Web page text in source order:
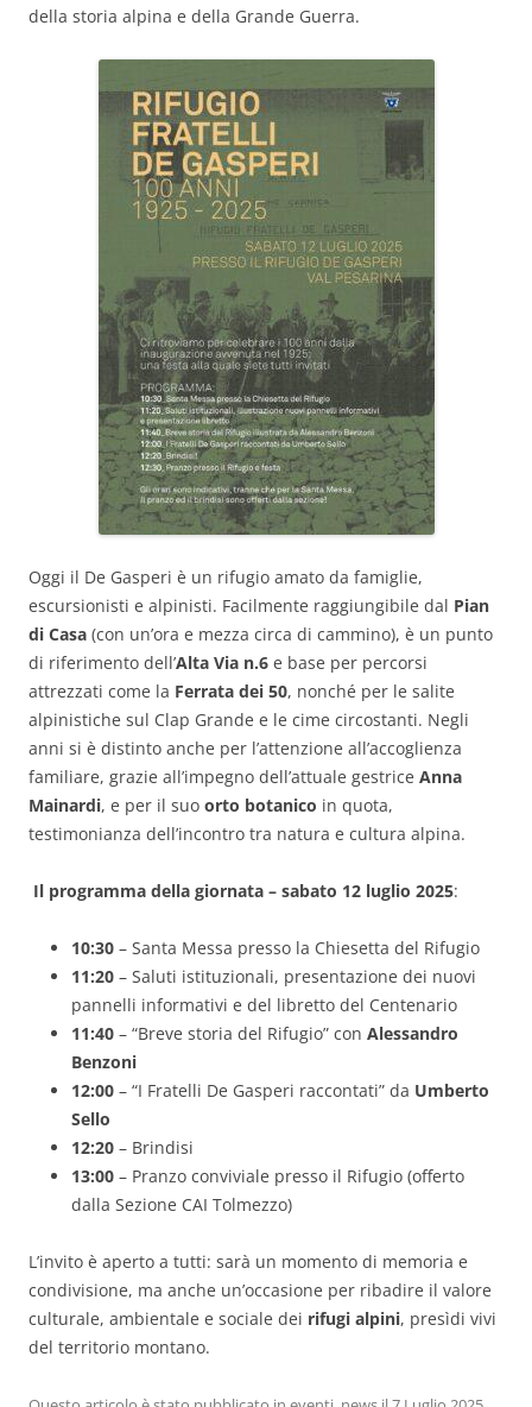
della storia alpina e della Grande Guerra.
Oggi il De Gasperi è un rifugio amato da famiglie,
escursionisti e alpinisti. Facilmente raggiungibile dal Pian
di Casa (con un’ora e mezza circa di cammino), è un punto
di riferimento dell’Alta Via n.6 e base per percorsi
attrezzati come la Ferrata dei 50, nonché per le salite
alpinistiche sul Clap Grande e le cime circostanti. Negli
anni si è distinto anche per l’attenzione all’accoglienza
familiare, grazie all’impegno dell’attuale gestrice Anna
Mainardi, e per il suo orto botanico in quota,
testimonianza dell’incontro tra natura e cultura alpina.
Il programma della giornata – sabato 12 luglio 2025:
10:30 – Santa Messa presso la Chiesetta del Rifugio
11:20 – Saluti istituzionali, presentazione dei nuovi
pannelli informativi e del libretto del Centenario
11:40 – “Breve storia del Rifugio” con Alessandro
Benzoni
12:00 – “I Fratelli De Gasperi raccontati” da Umberto
Sello
12:20 – Brindisi
13:00 – Pranzo conviviale presso il Rifugio (offerto
dalla Sezione CAI Tolmezzo)
L’invito è aperto a tutti: sarà un momento di memoria e
condivisione, ma anche un’occasione per ribadire il valore
culturale, ambientale e sociale dei rifugi alpini, presìdi vivi
del territorio montano.